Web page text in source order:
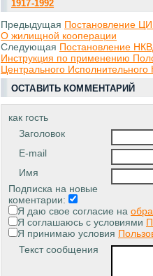
1917-1992
Предыдущая Постановление
О жилищной кооперации
Следующая Постановление
Инструкция по применению
Центрального
ОСТАВИТЬ КОММЕНТАРИЙ
как гость
Заголовок
E-mail
Имя
Подписка на новые
коментарии:
Я даю свое согласие на
Я соглашаюсь с условиями
Я принимаю условия
Текст сообщения